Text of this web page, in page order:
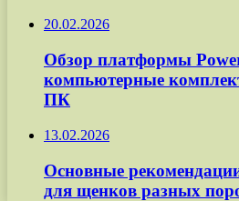
20.02.2026
Обзор платформы
компьютерные
ПК
13.02.2026
Основные
для щенков разных